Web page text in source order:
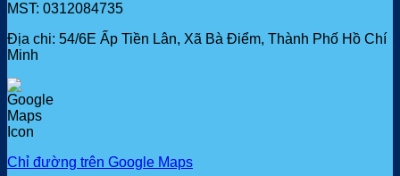
MST: 0312084735
Địa chi: 54/6E Ấp Tiền Lân, Xã Bà Điểm, Thành Phố Hồ Chí
Minh
Chỉ đường trên Google Maps